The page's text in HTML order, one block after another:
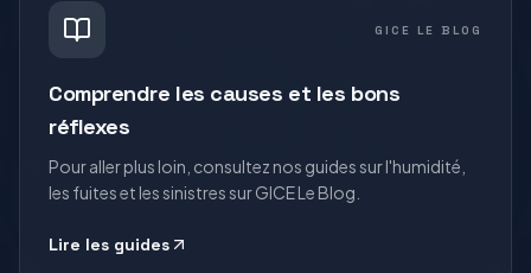
GICE LE BLOG
Comprendre les causes et les bons
réflexes
Pour aller plus loin, consultez nos guides sur l'humidité,
les fuites et les sinistres sur GICE Le Blog.
Lire les guides